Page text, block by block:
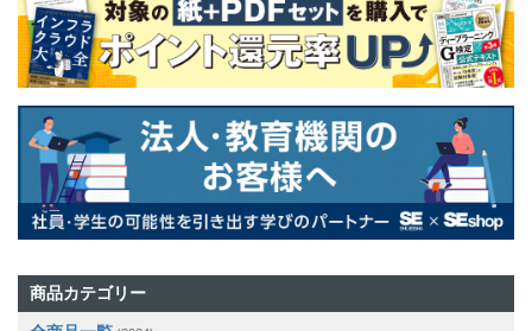
商品カテゴリー